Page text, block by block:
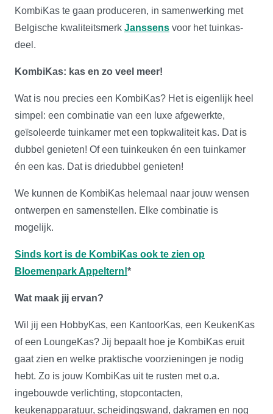
KombiKas te gaan produceren, in samenwerking met
Belgische kwaliteitsmerk Janssens voor het tuinkas-
deel.
KombiKas: kas en zo veel meer!
Wat is nou precies een KombiKas? Het is eigenlijk heel
simpel: een combinatie van een luxe afgewerkte,
geïsoleerde tuinkamer met een topkwaliteit kas. Dat is
dubbel genieten! Of een tuinkeuken én een tuinkamer
én een kas. Dat is driedubbel genieten!
We kunnen de KombiKas helemaal naar jouw wensen
ontwerpen en samenstellen. Elke combinatie is
mogelijk.
Sinds kort is de KombiKas ook te zien op
Bloemenpark Appeltern!*
Wat maak jij ervan?
Wil jij een HobbyKas, een KantoorKas, een KeukenKas
of een LoungeKas? Jij bepaalt hoe je KombiKas eruit
gaat zien en welke praktische voorzieningen je nodig
hebt. Zo is jouw KombiKas uit te rusten met o.a.
ingebouwde verlichting, stopcontacten,
keukenapparatuur, scheidingswand, dakramen en nog